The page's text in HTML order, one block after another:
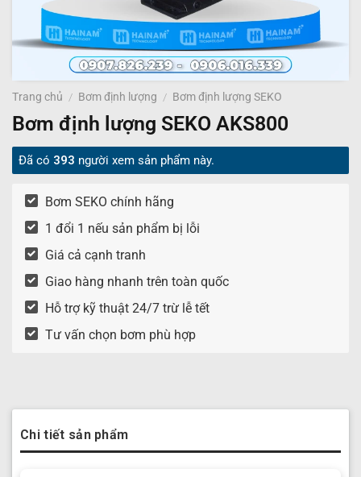
Trang chủ / Bơm định lượng / Bơm định lượng SEKO
Bơm định lượng SEKO AKS800
Đã có 393 người xem sản phẩm này.
Bơm SEKO chính hãng
1 đổi 1 nếu sản phẩm bị lỗi
Giá cả cạnh tranh
Giao hàng nhanh trên toàn quốc
Hỗ trợ kỹ thuật 24/7 trừ lễ tết
Tư vấn chọn bơm phù hợp
Chi tiết sản phẩm